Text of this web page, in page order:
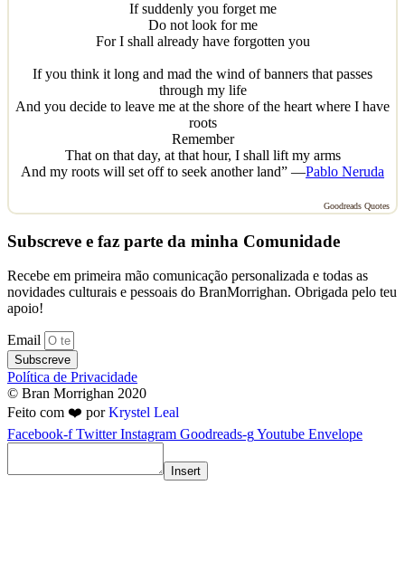
If suddenly you forget me
Do not look for me
For I shall already have forgotten you
If you think it long and mad the wind of banners that passes
through my life
And you decide to leave me at the shore of the heart where I have
roots
Remember
That on that day, at that hour, I shall lift my arms
And my roots will set off to seek another land” —Pablo Neruda
Goodreads Quotes
Subscreve e faz parte da minha Comunidade
Recebe em primeira mão comunicação personalizada e todas as
novidades culturais e pessoais do BranMorrighan. Obrigada pelo teu
apoio!
Email
Subscreve
Política de Privacidade
© Bran Morrighan 2020
Feito com ❤️ porKrystel Leal
Facebook-f Twitter Instagram Goodreads-gYoutube Envelope
Insert